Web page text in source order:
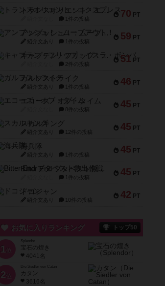
70 PT
トランスオリエント・エクスプレス
1件の投稿
59 PT
アンブッシュ！：ムーブアウト！
紹介文あり 1件の投稿
51 PT
キャプテン・フリップ：イスラ・ボンバ
2件の投稿
46 PT
ガルフストライク
紹介文あり 1件の投稿
45 PT
エコーズ・オブ・タイム
8件の投稿
45 PT
スカルキング
紹介文あり 12件の投稿
45 PT
海兵隊
紹介文あり 1件の投稿
45 PT
Bitter End ブタペスト救出作戦
1件の投稿
42 PT
ドコジャン
紹介文あり 10件の投稿
お気に入りランキング トップ50
1 位
宝石の煌き
4041名
2 位
Die Siedler von Catan
カタン
3616名